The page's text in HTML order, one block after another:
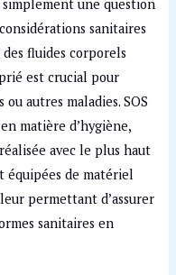
simplement une question
sanitaires
fluides corporels
est crucial pour
autres maladies. SOS
matière d’hygiène,
avec le plus haut
équipées de matériel
permettant d’assurer
sanitaires en